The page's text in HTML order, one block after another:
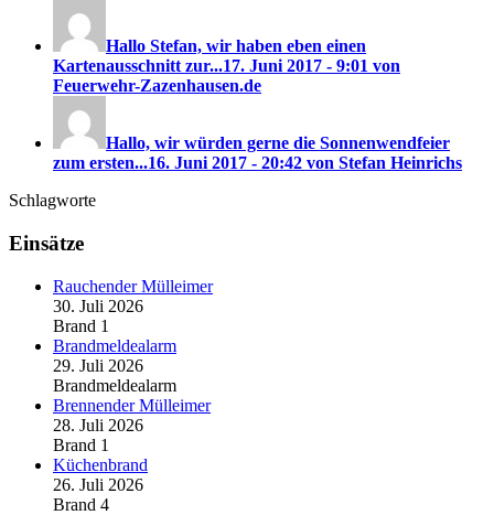
Hallo Stefan, wir haben eben einen
Kartenausschnitt zur...17. Juni 2017 - 9:01 von
Feuerwehr-Zazenhausen.de
Hallo, wir würden gerne die Sonnenwendfeier
zum ersten...16. Juni 2017 - 20:42 von Stefan Heinrichs
Schlagworte
Einsätze
Rauchender Mülleimer
30. Juli 2026
Brand 1
Brandmeldealarm
29. Juli 2026
Brandmeldealarm
Brennender Mülleimer
28. Juli 2026
Brand 1
Küchenbrand
26. Juli 2026
Brand 4